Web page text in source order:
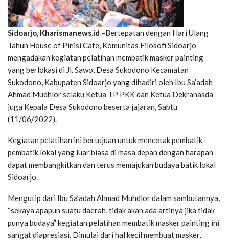
Sidoarjo, Kharismanews.id –Bertepatan dengan Hari Ulang
Tahun House of Pinisi Cafe, Komunitas Filosofi Sidoarjo
mengadakan kegiatan pelatihan membatik masker painting
yang berlokasi di Jl. Sawo, Desa Sukodono Kecamatan
Sukodono, Kabupaten Sidoarjo yang dihadiri oleh Ibu Sa’adah
Ahmad Mudhlor selaku Ketua TP PKK dan Ketua Dekranasda
juga Kepala Desa Sukodono beserta jajaran, Sabtu
(11/06/2022).
Kegiatan pelatihan ini bertujuan untuk mencetak pembatik-
pembatik lokal yang luar biasa di masa depan dengan harapan
dapat membangkitkan dan terus memajukan budaya batik lokal
Sidoarjo.
Mengutip dari Ibu Sa’adah Ahmad Muhdlor dalam sambutannya,
“sekaya apapun suatu daerah, tidak akan ada artinya jika tidak
punya budaya” kegiatan pelatihan membatik masker painting ini
sangat diapresiasi. Dimulai dari hal kecil membuat masker,